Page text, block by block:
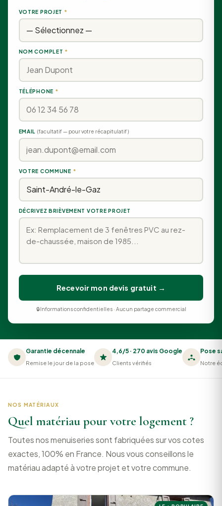
VOTRE PROJET *
NOM COMPLET *
TÉLÉPHONE *
EMAIL (facultatif — pour votre récapitulatif)
VOTRE COMMUNE *
DÉCRIVEZ BRIÈVEMENT VOTRE PROJET
Recevoir mon devis gratuit →
🔒 Informations confidentielles · Aucun partage commercial
Garantie décennale
Remise le jour de la pose
4,6/5 · 270 avis Google
Clients vérifiés
Pose
Notre
NOS MATÉRIAUX
Quel matériau pour votre logement ?
Toutes nos menuiseries sont fabriquées sur vos cotes
exactes, 100% en France. Nous vous conseillons le
matériau adapté à votre projet et votre commune.